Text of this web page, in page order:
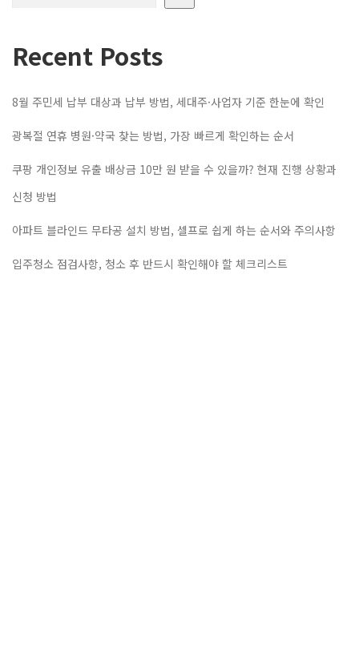
Recent Posts
8월 주민세 납부 대상과 납부 방법, 세대주·사업자 기준 한눈에 확인
광복절 연휴 병원·약국 찾는 방법, 가장 빠르게 확인하는 순서
쿠팡 개인정보 유출 배상금 10만 원 받을 수 있을까? 현재 진행 상황과
신청 방법
아파트 블라인드 무타공 설치 방법, 셀프로 쉽게 하는 순서와 주의사항
입주청소 점검사항, 청소 후 반드시 확인해야 할 체크리스트